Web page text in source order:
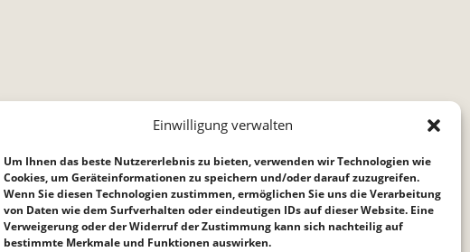
Einwilligung verwalten
Um Ihnen das beste Nutzererlebnis zu bieten, verwenden wir Technologien wie
Cookies, um Geräteinformationen zu speichern und/oder darauf zuzugreifen.
Wenn Sie diesen Technologien zustimmen, ermöglichen Sie uns die Verarbeitung
von Daten wie dem Surfverhalten oder eindeutigen IDs auf dieser Website. Eine
Verweigerung oder der Widerruf der Zustimmung kann sich nachteilig auf
bestimmte Merkmale und Funktionen auswirken.